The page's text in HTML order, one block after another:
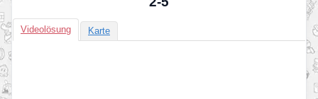
Videolösung Karte